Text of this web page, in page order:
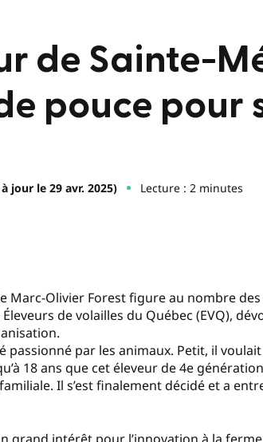
de Sainte-
pouce pour
jour le 29 avr. 2025) Lecture : 2 minutes
Marc-Olivier Forest figure au nombre
de volailles du Québec (EVQ),
passionné par les animaux. Petit, il
18 ans que cet éleveur de 4e
Il s’est finalement décidé et a